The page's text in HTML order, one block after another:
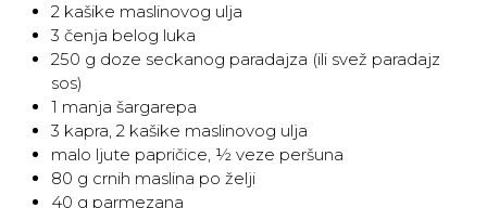
2 kašike maslinovog ulja
3 čenja belog luka
250 g doze seckanog paradajza (ili svež paradajz
sos)
1 manja šargarepa
3 kapra, 2 kašike maslinovog ulja
malo ljute papričice, ½ veze peršuna
80 g crnih maslina po želji
40 g parmezana